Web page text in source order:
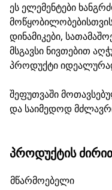
ეს ელემენტები
დინამიკები,
მსგავსი ნივთებით
პროდუქტი
შეფუთვაში
და საიმედოდ
ᲞᲠᲝᲓᲣᲥᲢᲘᲡ
მწარმოებელი